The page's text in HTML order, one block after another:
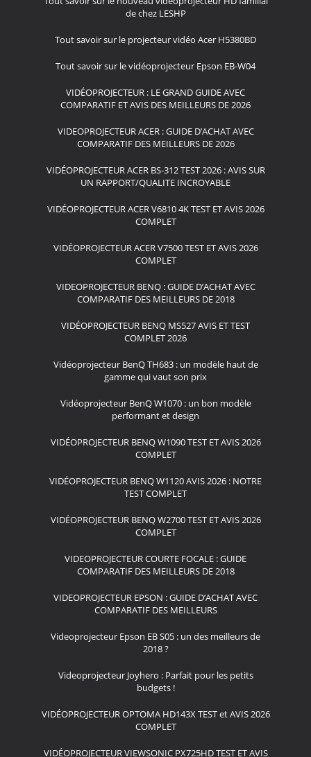
de chez LESHP
Tout savoir sur le projecteur vidéo Acer H5380BD
Tout savoir sur le vidéoprojecteur Epson EB-W04
VIDÉOPROJECTEUR : LE GRAND GUIDE AVEC
COMPARATIF ET AVIS DES MEILLEURS DE 2026
VIDEOPROJECTEUR ACER : GUIDE D’ACHAT AVEC
COMPARATIF DES MEILLEURS DE 2026
VIDÉOPROJECTEUR ACER BS-312 TEST 2026 : AVIS SUR
UN RAPPORT/QUALITE INCROYABLE
VIDÉOPROJECTEUR ACER V6810 4K TEST ET AVIS 2026
COMPLET
VIDÉOPROJECTEUR ACER V7500 TEST ET AVIS 2026
COMPLET
VIDEOPROJECTEUR BENQ : GUIDE D’ACHAT AVEC
COMPARATIF DES MEILLEURS DE 2018
VIDÉOPROJECTEUR BENQ MS527 AVIS ET TEST
COMPLET 2026
Vidéoprojecteur BenQ TH683 : un modèle haut de
gamme qui vaut son prix
Vidéoprojecteur BenQ W1070 : un bon modèle
performant et design
VIDÉOPROJECTEUR BENQ W1090 TEST ET AVIS 2026
COMPLET
VIDÉOPROJECTEUR BENQ W1120 AVIS 2026 : NOTRE
TEST COMPLET
VIDÉOPROJECTEUR BENQ W2700 TEST ET AVIS 2026
COMPLET
VIDEOPROJECTEUR COURTE FOCALE : GUIDE
COMPARATIF DES MEILLEURS DE 2018
VIDEOPROJECTEUR EPSON : GUIDE D’ACHAT AVEC
COMPARATIF DES MEILLEURS
Videoprojecteur Epson EB S05 : un des meilleurs de
2018 ?
Videoprojecteur Joyhero : Parfait pour les petits
budgets !
VIDÉOPROJECTEUR OPTOMA HD143X TEST et AVIS 2026
COMPLET
VIDÉOPROJECTEUR VIEWSONIC PX725HD TEST ET AVIS